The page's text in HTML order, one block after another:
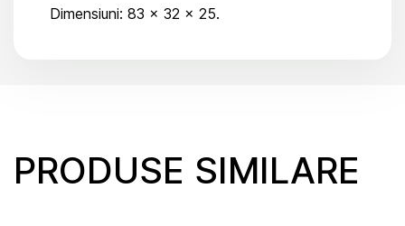
Dimensiuni: 83 x 32 x 25.
PRODUSE SIMILARE